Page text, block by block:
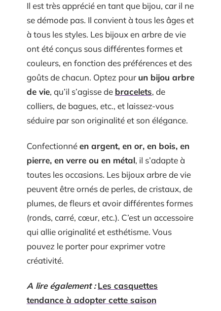
Il est très apprécié en tant que bijou, car il ne
se démode pas. Il convient à tous les âges et
à tous les styles. Les bijoux en arbre de vie
ont été conçus sous différentes formes et
couleurs, en fonction des préférences et des
goûts de chacun. Optez pour un bijou arbre
de vie, qu’il s’agisse de bracelets, de
colliers, de bagues, etc., et laissez-vous
séduire par son originalité et son élégance.
Confectionnéen argent, en or, en bois, en
pierre, en verre ou en métal, il s’adapte à
toutes les occasions. Les bijoux arbre de vie
peuvent être ornés de perles, de cristaux, de
plumes, de fleurs et avoir différentes formes
(ronds, carré, cœur, etc.). C’est un accessoire
qui allie originalité et esthétisme. Vous
pouvez le porter pour exprimer votre
créativité.
A lire également : Les casquettes
tendance à adopter cette saison